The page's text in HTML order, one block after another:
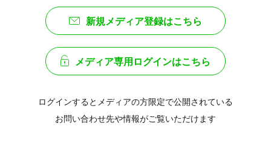
新規メディア登録はこちら
メディア専用ログインはこちら
ログインするとメディアの方限定で公開されている
お問い合わせ先や情報がご覧いただけます